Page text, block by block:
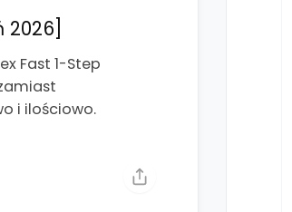
Fast 1-Step
i ilościowo.